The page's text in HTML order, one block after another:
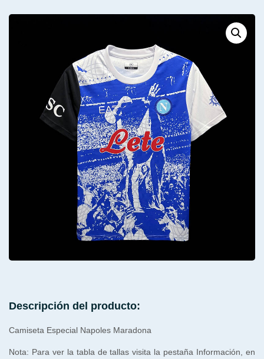
Descripción del producto:
Camiseta Especial Napoles Maradona
Nota: Para ver la tabla de tallas visita la pestaña Información, en